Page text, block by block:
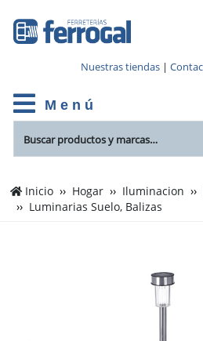
Nuestras tiendas|
M e n ú
Inicio Hogar Iluminacion
Luminarias Suelo, Balizas